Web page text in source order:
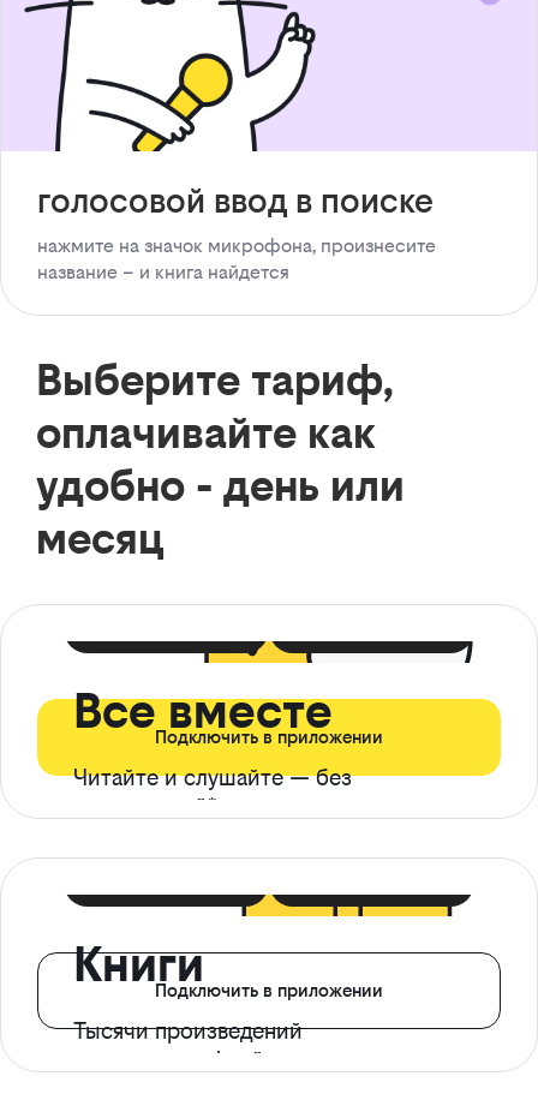
голосовой ввод в поиске
нажмите на значок микрофона, произнесите
название – и книга найдется
Выберите тариф,
оплачивайте как
удобно - день или
месяц
Все вместе
Читайте и слушайте — без
ограничений*
Подключить в приложении
Книги
Тысячи произведений
с доступом офлайн
Подключить в приложении